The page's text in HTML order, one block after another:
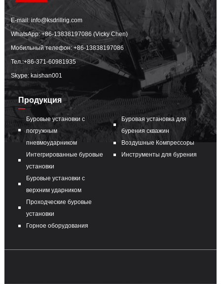
E-mail:info@ksdrillrig.com
WhatsApp:+86-13838197086 (Vicky Chen)
Мобильный телефон:+86-13838197086
Тел.:+86-371-60981935
Skype: kaishan001
Продукция
Буровые установки с
погружным
пневмоударником
Интегрированные буровые
установки
Буровые установки с
верхним ударником
Проходческие буровые
установки
Горное оборудования
Буровая установка для
бурения скважин
Воздушные Компрессоры
Инструменты для бурения